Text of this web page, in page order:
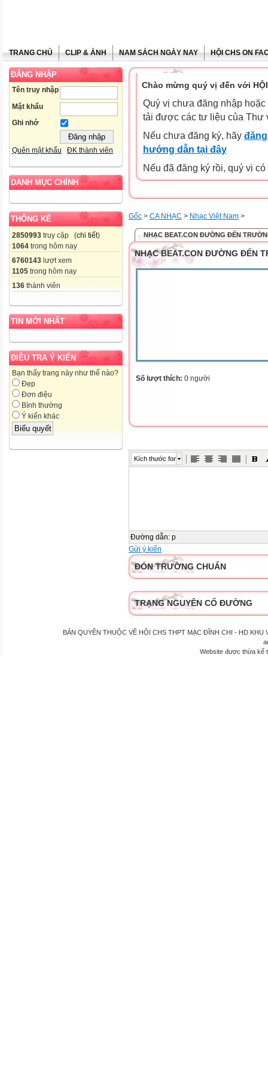
TRANG CHỦ CLIP & ẢNH NAM SÁCH NGÀY NAY HỘI CHS ON
ĐĂNG NHẬP
Tên truy nhập
Mật khẩu
Ghi nhớ
Quên mật khẩu ĐK thành viên
DANH MỤC CHÍNH
THỐNG KÊ
2850993 truy cập (chi tiết)
1064 trong hôm nay
6760143 lượt xem
1105 trong hôm nay
136 thành viên
TIN MỚI NHẤT
ĐIỀU TRA Ý KIẾN
Bạn thấy trang này như thế nào?
Đẹp
Đơn điệu
Bình thường
Ý kiến khác
Chào mừng quý vị đến với HỘI
Quý vị chưa đăng nhập
tải được các tư liệu của Thư
Nếu chưa đăng ký, hãy
hướng dẫn tại đây
Nếu đã đăng ký rồi, quý vị
Gốc > CA NHẠC > Nhạc Việt Nam >
NHẠC BEAT.CON ĐƯỜNG ĐẾN
NHẠC BEAT.CON ĐƯỜNG ĐẾN
Số lượt thích: 0 người
Kích thước font
Đường dẫn: p
Gửi ý kiến
ĐÓN TRƯỜNG CHUẨN
TRẠNG NGUYÊN CỔ ĐƯỜNG
BẢN QUYỀN THUỘC VỀ HỘI CHS THPT MẠC ĐĨNH CHI - HD
Website được thừa kế